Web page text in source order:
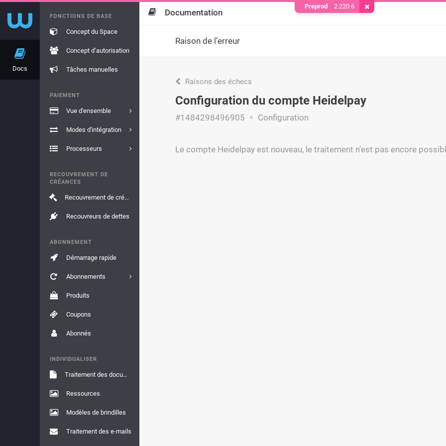
Docs
FONCTIONS DE BASE
Concept du Space
Concept d’autorisation
Tâches manuelles
PAIEMENT
Vue d'ensemble
Modes d'intégration
Processeurs
RECOUVREMENT DE
CRÉANCES
Recouvrement de créances
Recouvreurs de dettes
ABONNEMENT
Démarrage rapide
Abonnements
Produits
Coupons
Abonnés
INDIVIDUALISER
Traitement des documents
Ressources
Modèles de brindilles
Traitement des e-mails
Documentation
Raison de l’erreur
Raisons des échecs
Configuration du compte Heidelpay
#1484298496905 Configuration
Le compte Heidelpay est nouveau, le traitement n'est pas encore
Preprod 2.220.6 Supprimer le cookie